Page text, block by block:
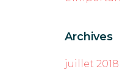
Archives
juillet 2018